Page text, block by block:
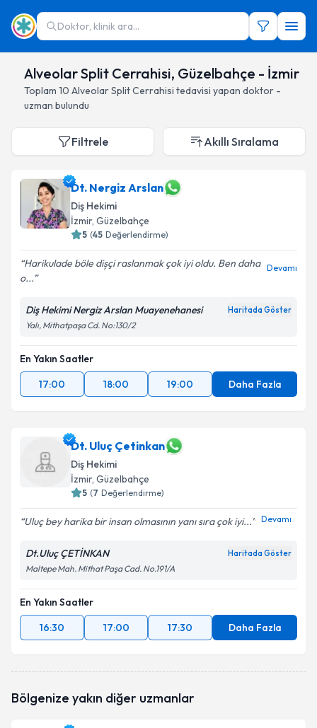
Doktor, klinik ara...
Alveolar Split Cerrahisi, Güzelbahçe - İzmir
Toplam 10 Alveolar Split Cerrahisi tedavisi yapan doktor -
uzman bulundu
Filtrele Akıllı Sıralama
Dt. Nergiz Arslan
Diş Hekimi
İzmir, Güzelbahçe
5 (45 Değerlendirme)
Harikulade böle dișçi raslanmak çok iyi oldu. Ben daha
o...
Devamı
Diş Hekimi Nergiz Arslan Muayenehanesi Haritada Göster
Yalı, Mithatpaşa Cd. No:130/2
En Yakın Saatler
17:00
18:00 19:00 Daha Fazla
Dt. Uluç Çetinkan
Diş Hekimi
İzmir, Güzelbahçe
5 (7 Değerlendirme)
Uluç bey harika bir insan olmasının yanı sıra çok iyi... Devamı
Dt.Uluç ÇETİNKAN Haritada Göster
Maltepe Mah. Mithat Paşa Cad. No.191/A
En Yakın Saatler
16:30
17:00 17:30 Daha Fazla
Bölgenize yakın diğer uzmanlar